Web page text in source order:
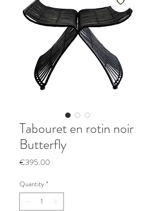
Tabouret en rotin noir
Butterfly
€395.00
Quantity *